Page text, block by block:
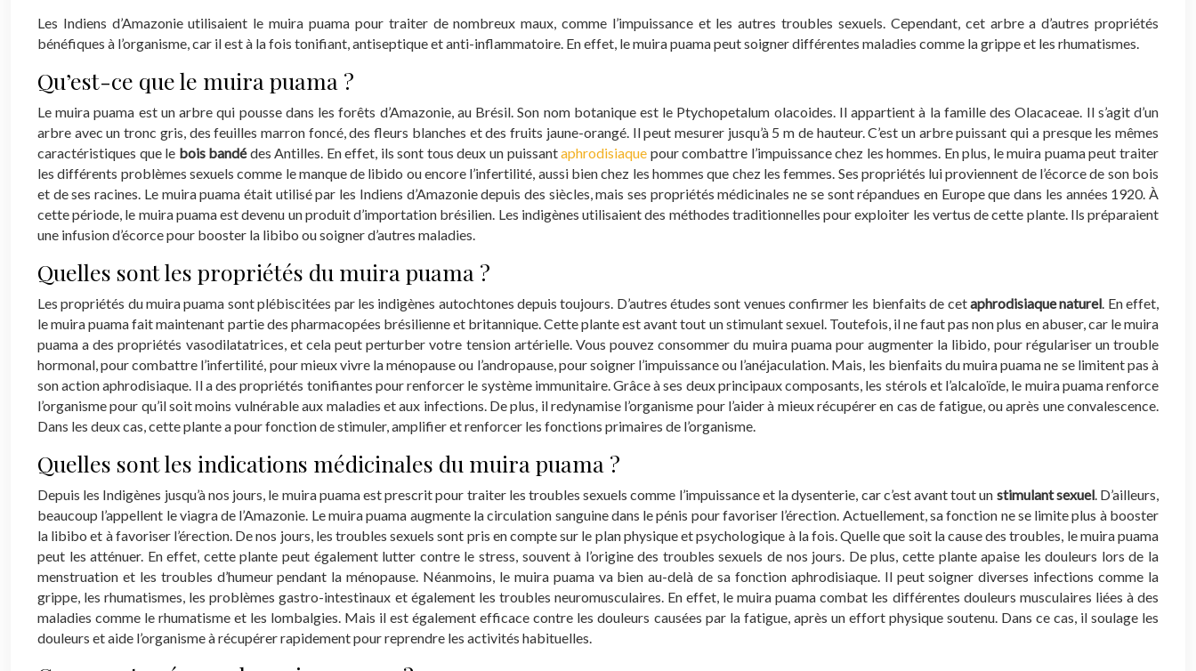
Les Indiens d’Amazonie utilisaient le muira puama pour traiter de nombreux maux, comme l’impuissance et les autres troubles sexuels. Cependant, cet arbre a d’autres propriétés
bénéfiques à l’organisme, car il est à la fois tonifiant, antiseptique et anti-inflammatoire. En effet, le muira puama peut soigner différentes maladies comme la grippe et les rhumatismes.
Qu’est-ce que le muira puama ?
Le muira puama est un arbre qui pousse dans les forêts d’Amazonie, au Brésil. Son nom botanique est le Ptychopetalum olacoides. Il appartient à la famille des Olacaceae. Il s’agit d’un
arbre avec un tronc gris, des feuilles marron foncé, des fleurs blanches et des fruits jaune-orangé. Il peut mesurer jusqu’à 5 m de hauteur. C’est un arbre puissant qui a presque les mêmes
caractéristiques que le bois bandédes Antilles. En effet, ils sont tous deux un puissantaphrodisiaque pour combattre l’impuissance chez les hommes. En plus, le muira puama peut traiter
les différents problèmes sexuels comme le manque de libido ou encore l’infertilité, aussi bien chez les hommes que chez les femmes. Ses propriétés lui proviennent de l’écorce de son bois
et de ses racines. Le muira puama était utilisé par les Indiens d’Amazonie depuis des siècles, mais ses propriétés médicinales ne se sont répandues en Europe que dans les années 1920. À
cette période, le muira puama est devenu un produit d’importation brésilien. Les indigènes utilisaient des méthodes traditionnelles pour exploiter les vertus de cette plante. Ils préparaient
une infusion d’écorce pour booster la libibo ou soigner d’autres maladies.
Quelles sont les propriétés du muira puama ?
Les propriétés du muira puama sont plébiscitées par les indigènes autochtones depuis toujours. D’autres études sont venues confirmer les bienfaits de cetaphrodisiaque naturel. En effet,
le muira puama fait maintenant partie des pharmacopées brésilienne et britannique. Cette plante est avant tout un stimulant sexuel. Toutefois, il ne faut pas non plus en abuser, car le muira
puama a des propriétés vasodilatatrices, et cela peut perturber votre tension artérielle. Vous pouvez consommer du muira puama pour augmenter la libido, pour régulariser un trouble
hormonal, pour combattre l’infertilité, pour mieux vivre la ménopause ou l’andropause, pour soigner l’impuissance ou l’anéjaculation. Mais, les bienfaits du muira puama ne se limitent pas à
son action aphrodisiaque. Il a des propriétés tonifiantes pour renforcer le système immunitaire. Grâce à ses deux principaux composants, les stérols et l’alcaloïde, le muira puama renforce
l’organisme pour qu’il soit moins vulnérable aux maladies et aux infections. De plus, il redynamise l’organisme pour l’aider à mieux récupérer en cas de fatigue, ou après une convalescence.
Dans les deux cas, cette plante a pour fonction de stimuler, amplifier et renforcer les fonctions primaires de l’organisme.
Quelles sont les indications médicinales du muira puama ?
Depuis les Indigènes jusqu’à nos jours, le muira puama est prescrit pour traiter les troubles sexuels comme l’impuissance et la dysenterie, car c’est avant tout un stimulant sexuel. D’ailleurs,
beaucoup l’appellent le viagra de l’Amazonie. Le muira puama augmente la circulation sanguine dans le pénis pour favoriser l’érection. Actuellement, sa fonction ne se limite plus à booster
la libibo et à favoriser l’érection. De nos jours, les troubles sexuels sont pris en compte sur le plan physique et psychologique à la fois. Quelle que soit la cause des troubles, le muira puama
peut les atténuer. En effet, cette plante peut également lutter contre le stress, souvent à l’origine des troubles sexuels de nos jours. De plus, cette plante apaise les douleurs lors de la
menstruation et les troubles d’humeur pendant la ménopause. Néanmoins, le muira puama va bien au-delà de sa fonction aphrodisiaque. Il peut soigner diverses infections comme la
grippe, les rhumatismes, les problèmes gastro-intestinaux et également les troubles neuromusculaires. En effet, le muira puama combat les différentes douleurs musculaires liées à des
maladies comme le rhumatisme et les lombalgies. Mais il est également efficace contre les douleurs causées par la fatigue, après un effort physique soutenu. Dans ce cas, il soulage les
douleurs et aide l’organisme à récupérer rapidement pour reprendre les activités habituelles.